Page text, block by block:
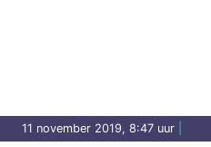
11 november 2019, 8:47 uur